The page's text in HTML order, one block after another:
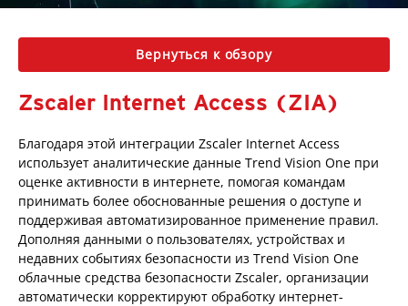
Вернуться к обзору
Zscaler Internet Access (ZIA)
Благодаря этой интеграции Zscaler Internet Access
использует аналитические данные Trend Vision One при
оценке активности в интернете, помогая командам
принимать более обоснованные решения о доступе и
поддерживая автоматизированное применение правил.
Дополняя данными о пользователях, устройствах и
недавних событиях безопасности из Trend Vision One
облачные средства безопасности Zscaler, организации
автоматически корректируют обработку интернет-